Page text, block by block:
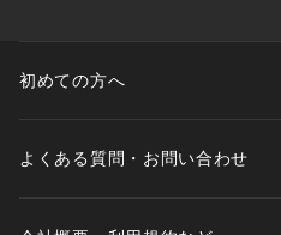
初めての方へ
よくある質問・お問い合わせ